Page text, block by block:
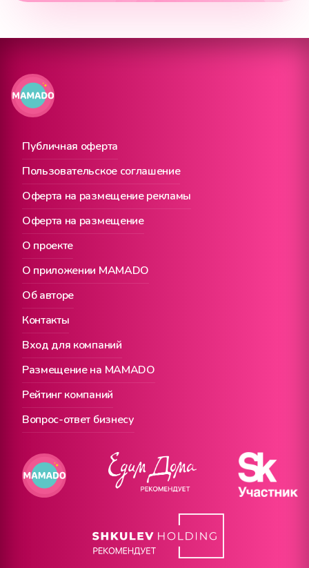
Публичная оферта
О проекте
Вход для компаний
Пользовательское соглашение
О приложении MAMADO
Размещение на MAMADO
Оферта на размещение рекламы
Об авторе
Рейтинг компаний
Оферта на размещение
Контакты
Вопрос-ответ бизнесу